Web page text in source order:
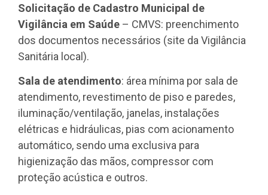
Solicitação de Cadastro Municipal de
Vigilância em Saúde – CMVS: preenchimento
dos documentos necessários (site da Vigilância
Sanitária local).
Sala de atendimento: área mínima por sala de
atendimento, revestimento de piso e paredes,
iluminação/ventilação, janelas, instalações
elétricas e hidráulicas, pias com acionamento
automático, sendo uma exclusiva para
higienização das mãos, compressor com
proteção acústica e outros.